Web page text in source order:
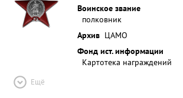
Воинское звание
полковник
Архив ЦАМО
Фонд ист. информации
Картотека награждений
Ещё